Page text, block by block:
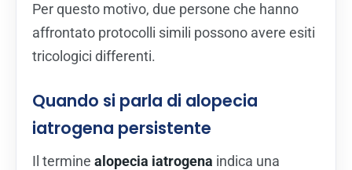
Per questo motivo, due persone che hanno
affrontato protocolli simili possono avere esiti
tricologici differenti.
Quando si parla di alopecia
iatrogena persistente
Il termine alopecia iatrogena indica una